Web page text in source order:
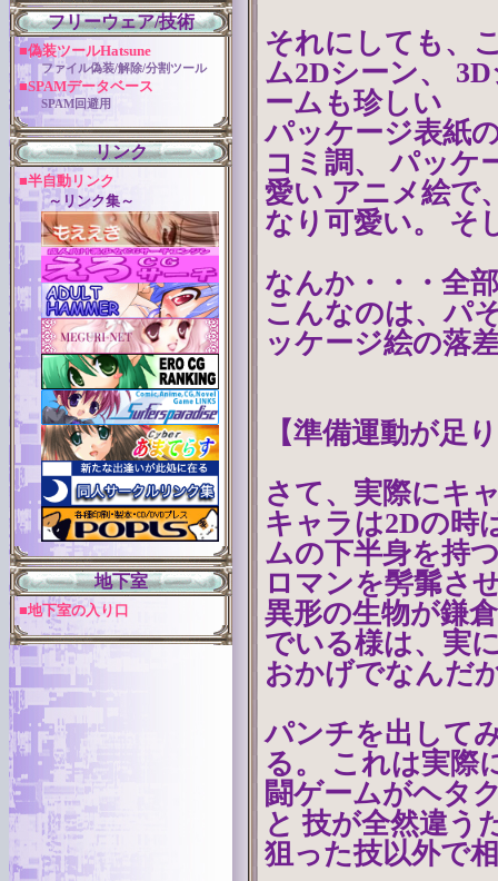
フリーウェア/技術
■偽装ツールHatsune
ファイル偽装/解除/分割ツール
■SPAMデータベース
SPAM回避用
リンク
■半自動リンク
～リンク集～
地下室
■地下室の入り口
それにしても、
ム2Dシーン、
ームも珍しい
パッケージ表紙
コミ調、 パッケ
愛い アニメ絵で
なり可愛い。 そ
なんか・・・全
こんなのは、パ
ッケージ絵の落
【準備運動が足
さて、実際にキ
キャラは2Dの時
ムの下半身を持
ロマンを髣髴さ
異形の生物が鎌
でいる様は、実
おかげでなんだ
パンチを出して
る。 これは実際
闘ゲームがヘタ
と 技が全然違う
狙った技以外で